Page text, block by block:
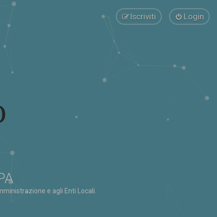
Login
Iscriviti
e agli Enti Locali.